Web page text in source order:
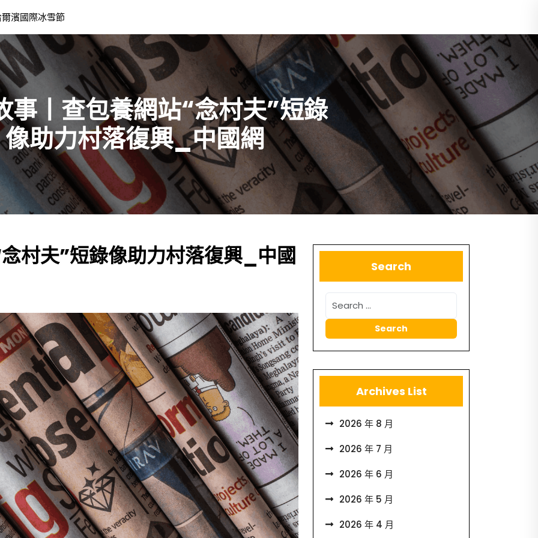
濱國際冰雪節
事丨查包養網站“念村夫”短錄
像助力村落復興_中國網
村夫”短錄像助力村落復興_中國 Search
Archives List
2026 年 8 月
2026 年 7 月
2026 年 6 月
2026 年 5 月
2026 年 4 月